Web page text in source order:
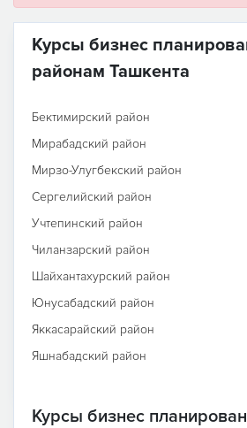
Курсы бизнес
районам Ташкента
Бектимирский район
Мирабадский район
Мирзо-Улугбекский район
Сергелийский район
Учтепинский район
Чиланзарский район
Шайхантахурский район
Юнусабадский район
Яккасарайский район
Яшнабадский район
Курсы бизнес